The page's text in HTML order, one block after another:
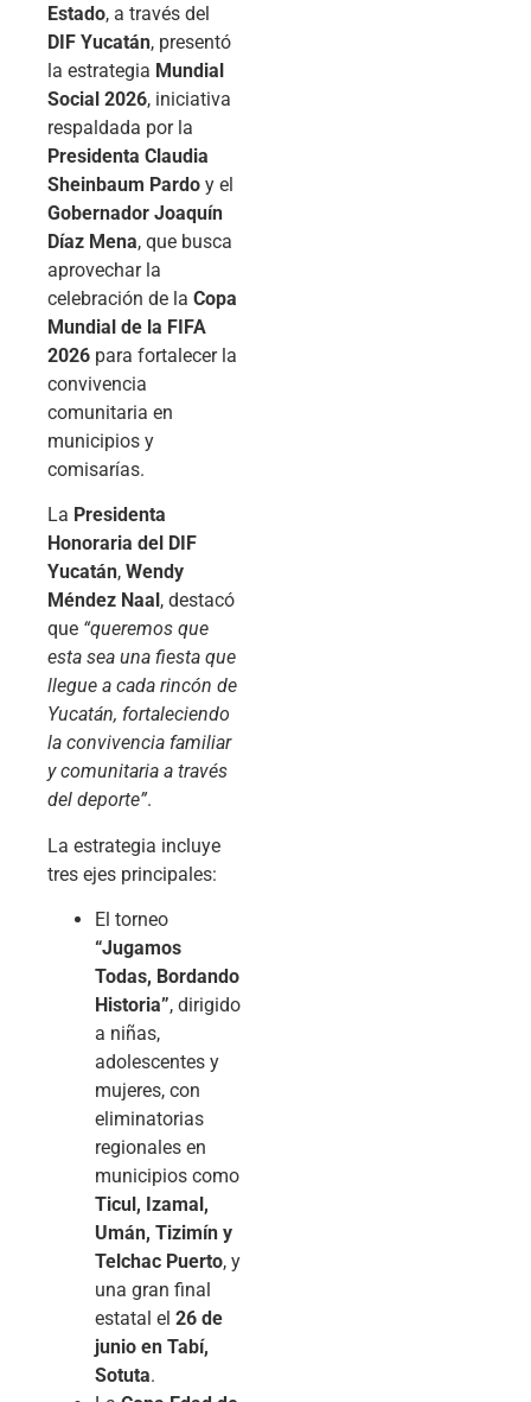
Estado, a través del
DIF Yucatán, presentó
la estrategia Mundial
Social 2026, iniciativa
respaldada por la
Presidenta Claudia
Sheinbaum Pardo y el
Gobernador Joaquín
Díaz Mena, que busca
aprovechar la
celebración de la Copa
Mundial de la FIFA
2026 para fortalecer la
convivencia
comunitaria en
municipios y
comisarías.
La Presidenta
Honoraria del DIF
Yucatán, Wendy
Méndez Naal , destacó
que “queremos que
esta sea una fiesta que
llegue a cada rincón de
Yucatán, fortaleciendo
la convivencia familiar
y comunitaria a través
del deporte”.
La estrategia incluye
tres ejes principales:
El torneo
“Jugamos
Todas, Bordando
Historia”, dirigido
a niñas,
adolescentes y
mujeres, con
eliminatorias
regionales en
municipios como
Ticul, Izamal,
Umán, Tizimín y
Telchac Puerto, y
una gran final
estatal el 26 de
junio en Tabí,
Sotuta.